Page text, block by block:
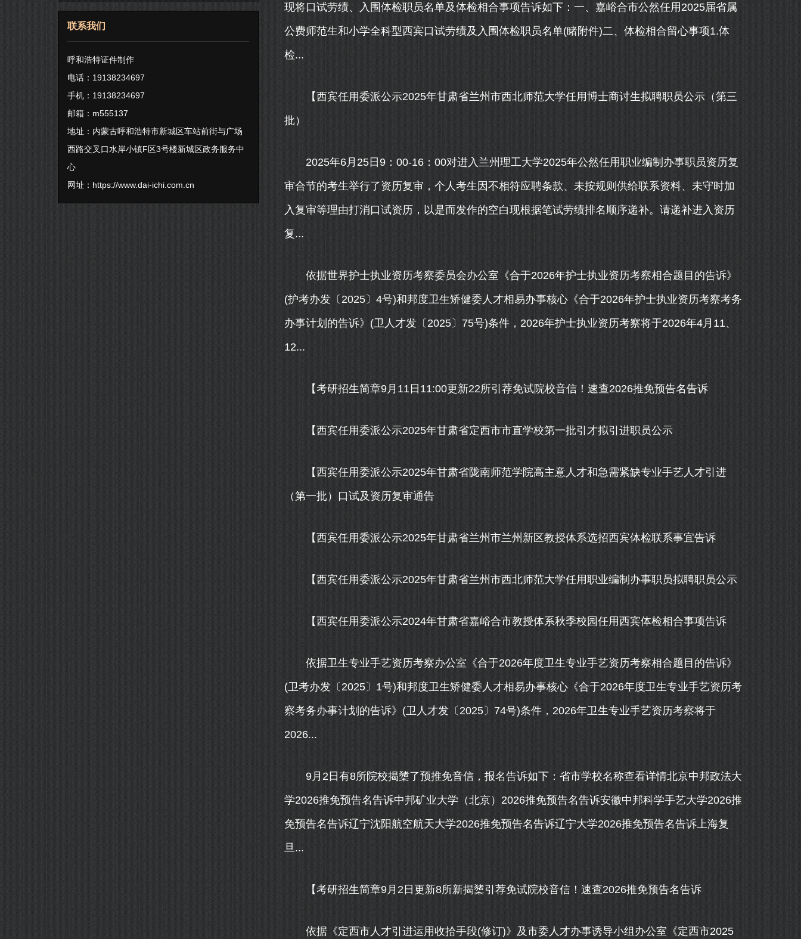
联系我们
呼和浩特证件制作
电话：19138234697
手机：19138234697
邮箱：m555137
地址：内蒙古呼和浩特市新城区车站前街与广场
西路交叉口水岸小镇F区3号楼新城区政务服务中
心
网址： https://www.dai-ichi.com.cn
现将口试劳绩、入围体检职员名单及体检相合事项告诉如下：一、嘉峪合市公然任用2025届省属
公费师范生和小学全科型西宾口试劳绩及入围体检职员名单(睹附件)二、体检相合留心事项1.体
检...
【西宾任用委派公示2025年甘肃省兰州市西北师范大学任用博士商讨生拟聘职员公示（第三
批）
2025年6月25日9：00-16：00对进入兰州理工大学2025年公然任用职业编制办事职员资历复
审合节的考生举行了资历复审，个人考生因不相符应聘条款、未按规则供给联系资料、未守时加
入复审等理由打消口试资历，以是而发作的空白现根据笔试劳绩排名顺序递补。请递补进入资历
复...
依据世界护士执业资历考察委员会办公室《合于2026年护士执业资历考察相合题目的告诉》
(护考办发〔2025〕4号)和邦度卫生矫健委人才相易办事核心《合于2026年护士执业资历考察考务
办事计划的告诉》(卫人才发〔2025〕75号)条件，2026年护士执业资历考察将于2026年4月11、
12...
【考研招生简章9月11日11:00更新22所引荐免试院校音信！速查2026推免预告名告诉
【西宾任用委派公示2025年甘肃省定西市市直学校第一批引才拟引进职员公示
【西宾任用委派公示2025年甘肃省陇南师范学院高主意人才和急需紧缺专业手艺人才引进
（第一批）口试及资历复审通告
【西宾任用委派公示2025年甘肃省兰州市兰州新区教授体系选招西宾体检联系事宜告诉
【西宾任用委派公示2025年甘肃省兰州市西北师范大学任用职业编制办事职员拟聘职员公示
【西宾任用委派公示2024年甘肃省嘉峪合市教授体系秋季校园任用西宾体检相合事项告诉
依据卫生专业手艺资历考察办公室《合于2026年度卫生专业手艺资历考察相合题目的告诉》
(卫考办发〔2025〕1号)和邦度卫生矫健委人才相易办事核心《合于2026年度卫生专业手艺资历考
察考务办事计划的告诉》(卫人才发〔2025〕74号)条件，2026年卫生专业手艺资历考察将于
2026...
9月2日有8所院校揭橥了预推免音信，报名告诉如下：省市学校名称查看详情北京中邦政法大
学2026推免预告名告诉中邦矿业大学（北京）2026推免预告名告诉安徽中邦科学手艺大学2026推
免预告名告诉辽宁沈阳航空航天大学2026推免预告名告诉辽宁大学2026推免预告名告诉上海复
旦...
【考研招生简章9月2日更新8所新揭橥引荐免试院校音信！速查2026推免预告名告诉
依据《定西市人才引进运用收拾手段(修订)》及市委人才办事诱导小组办公室《定西市2025